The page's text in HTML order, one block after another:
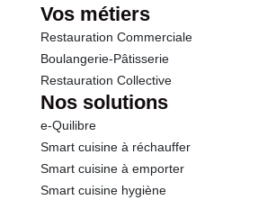
Vos métiers
Restauration Commerciale
Boulangerie-Pâtisserie
Restauration Collective
Nos solutions
e-Quilibre
Smart cuisine à réchauffer
Smart cuisine à emporter
Smart cuisine hygiène